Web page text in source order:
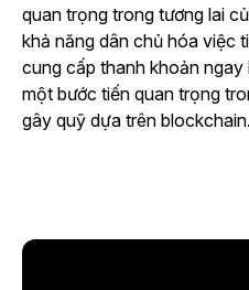
quan trọng trong tương lai
khả năng dân chủ hóa việc
cung cấp thanh khoản
một bước tiến quan trọng
gây quỹ dựa trên blockchain.